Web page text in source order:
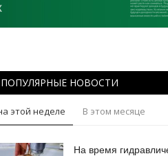
ПОПУЛЯРНЫЕ НОВОСТИ
этой неделе В этом месяце
На время